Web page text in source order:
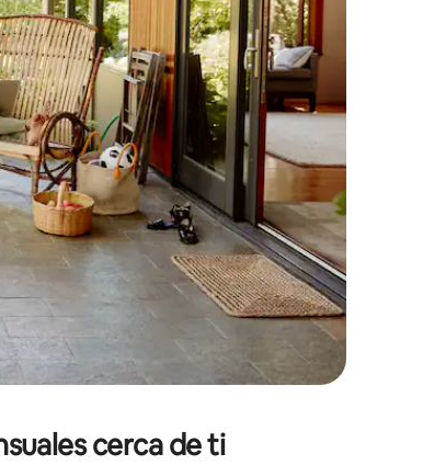
y hacia abajo o explora con el tacto o desliza el dedo.
cerca de ti